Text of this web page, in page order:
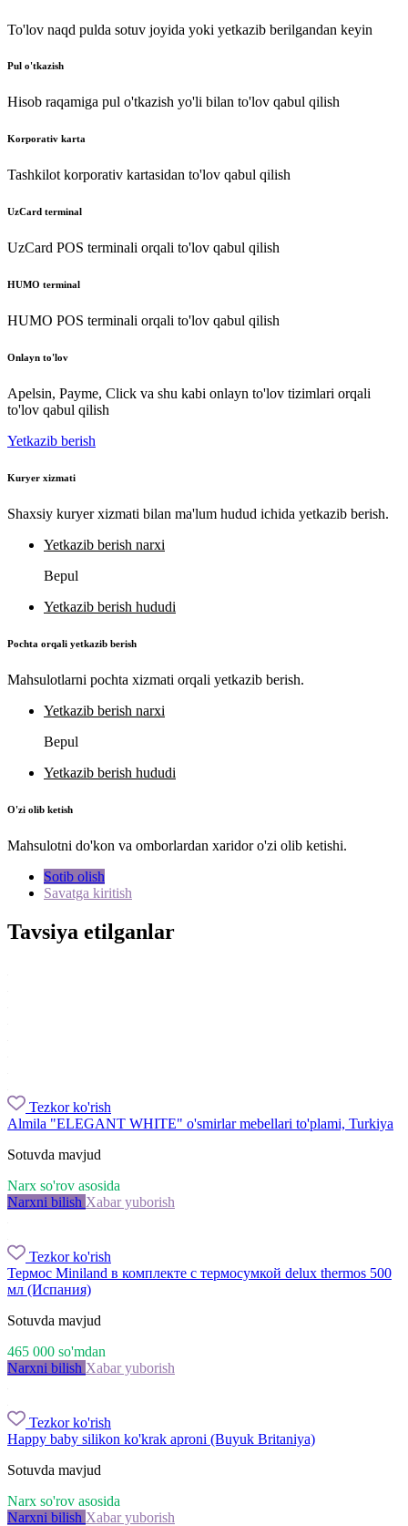
To'lov naqd pulda sotuv joyida yoki yetkazib berilgandan keyin
Pul o'tkazish
Hisob raqamiga pul o'tkazish yo'li bilan to'lov qabul qilish
Korporativ karta
Tashkilot korporativ kartasidan to'lov qabul qilish
UzCard terminal
UzCard POS terminali orqali to'lov qabul qilish
HUMO terminal
HUMO POS terminali orqali to'lov qabul qilish
Onlayn to'lov
Apelsin, Payme, Click va shu kabi onlayn to'lov tizimlari orqali
to'lov qabul qilish
Yetkazib berish
Kuryer xizmati
Shaxsiy kuryer xizmati bilan ma'lum hudud ichida yetkazib berish.
Yetkazib berish narxi
Bepul
Yetkazib berish hududi
Pochta orqali yetkazib berish
Mahsulotlarni pochta xizmati orqali yetkazib berish.
Yetkazib berish narxi
Bepul
Yetkazib berish hududi
O'zi olib ketish
Mahsulotni do'kon va omborlardan xaridor o'zi olib ketishi.
Sotib olish
Savatga kiritish
Tavsiya etilganlar
Tezkor ko'rish
Almila "ELEGANT WHITE" o'smirlar mebellari to'plami, Turkiya
Sotuvda mavjud
Narx so'rov asosida
Narxni bilish Xabar yuborish
Tezkor ko'rish
Термос Miniland в комплекте с термосумкой delux thermos 500
мл (Испания)
Sotuvda mavjud
465 000 so'mdan
Narxni bilish Xabar yuborish
Tezkor ko'rish
Happy baby silikon ko'krak aproni (Buyuk Britaniya)
Sotuvda mavjud
Narx so'rov asosida
Narxni bilish Xabar yuborish